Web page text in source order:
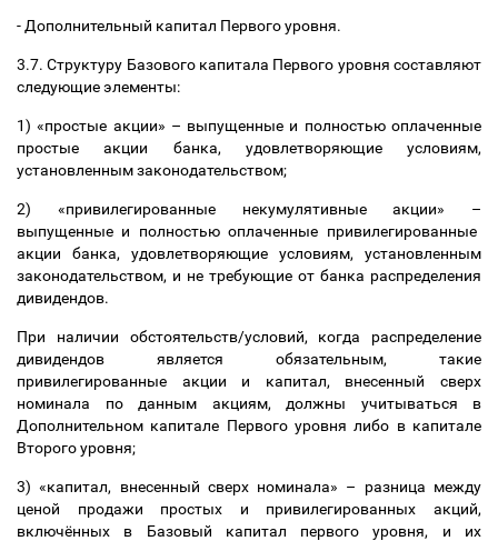
- Дополнительный капитал Первого уровня.
3.7. Структуру Базового капитала Первого уровня составляют
следующие элементы:
1) «простые акции» – выпущенные и полностью оплаченные
простые акции банка, удовлетворяющие условиям,
установленным законодательством;
2) «привилегированные некумулятивные акции» –
выпущенные и полностью оплаченные привилегированные
акции банка, удовлетворяющие условиям, установленным
законодательством, и не требующие от банка распределения
дивидендов.
При наличии обстоятельств/условий, когда распределение
дивидендов является обязательным, такие
привилегированные акции и капитал, внесенный сверх
номинала по данным акциям, должны учитываться в
Дополнительном капитале Первого уровня либо в капитале
Второго уровня;
3) «капитал, внесенный сверх номинала» – разница между
ценой продажи простых и привилегированных акций,
включённых в Базовый капитал первого уровня, и их